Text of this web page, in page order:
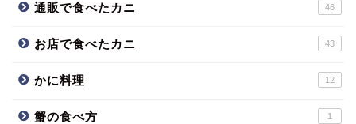
通販で食べたカニ 46
お店で食べたカニ 43
かに料理 12
蟹の食べ方 1